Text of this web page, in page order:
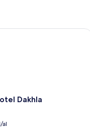
Dakhla
al
Dakhla